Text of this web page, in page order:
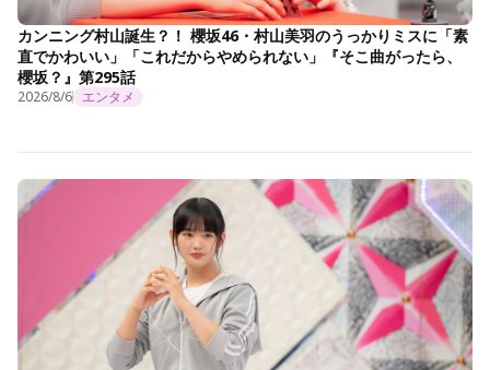
カンニング村山誕生？！ 櫻坂46・村山美羽のうっかりミスに「素
直でかわいい」「これだからやめられない」『そこ曲がったら、
櫻坂？』第295話
2026/8/6 エンタメ